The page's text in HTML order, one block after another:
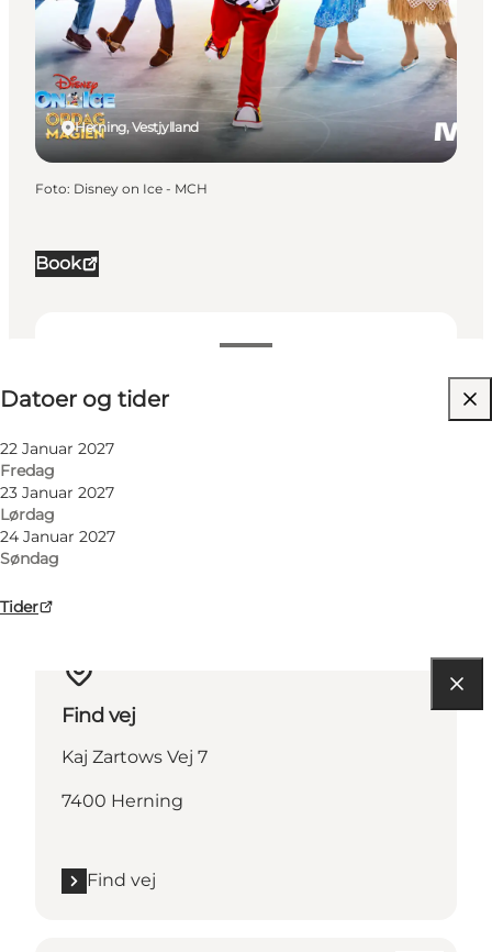
Book
Datoer og tider
22 Januar 2027
Fredag
23 Januar 2027
Lørdag
24 Januar 2027
Søndag
Tider
Besøg hjemmeside
Børn, Venner, Min partner, Mig selv, Min
Herning, Vestjylland
Foto: Disney on Ice - MCH
Find vej
Kaj Zartows Vej 7
7400 Herning
Find vej